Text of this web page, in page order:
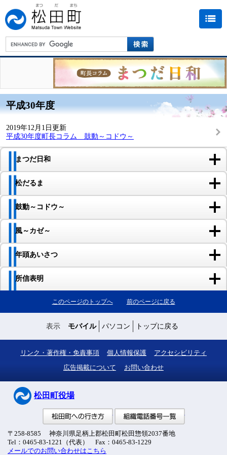
平成30年度
2019年12月1日更新
平成30年度町長コラム 鼓動～コドウ～
まつだ日和
松だるま
鼓動～コドウ～
風～カゼ～
年頭あいさつ
所信表明
このページのトップへ 前のページに戻る
表示 モバイル パソコン トップに戻る
リンク・著作権・免責事項 個人情報保護
アクセシビリティ
広告掲載について
お問い合わせ
松田町役場
松田町への行き方
〒258-8585 神奈川県足柄上郡松田町松田惣領2037番地
Tel：0465-83-1221（代表） Fax：0465-83-1229
メールでのお問い合わせはこちら